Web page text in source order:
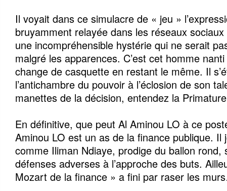
Il voyait dans ce simulacre de « jeu »
bruyamment relayée dans les réseaux
une incompréhensible hystérie qui ne serait
malgré les apparences. C’est cet homme nanti
change de casquette en restant le même. Il
l’antichambre du pouvoir à l’éclosion de son
manettes de la décision, entendez la
En définitive, que peut Al Aminou LO à ce
Aminou LO est un as de la finance publique. Il
comme Iliman Ndiaye, prodige du ballon rond,
défenses adverses à l’approche des buts.
Mozart de la finance » a fini par raser les